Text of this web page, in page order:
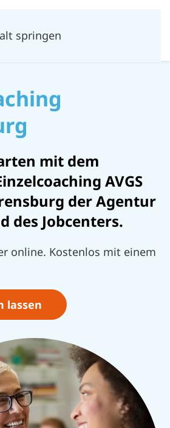
springen
mit dem
AVGS
der Agentur
des Jobcenters.
online. Kostenlos mit einem
lassen